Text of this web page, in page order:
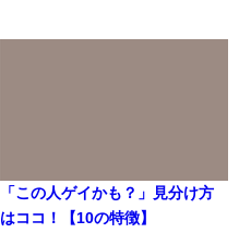
「この人ゲイかも？」見分け方
はココ！【10の特徴】